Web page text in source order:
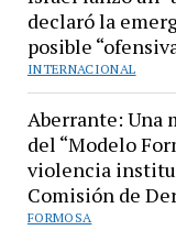
declaró la
posible
INTERNACIONAL
Aberrante: Una
del “Modelo
violencia
Comisión de
FORMOSA